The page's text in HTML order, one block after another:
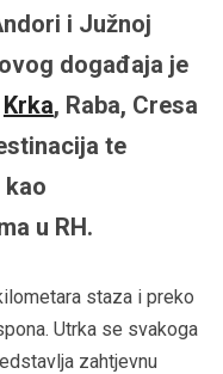
i Južnoj
događaja je
Krka, Raba, Cresa
te
u RH.
staza i preko
Utrka se svakoga
zahtjevnu